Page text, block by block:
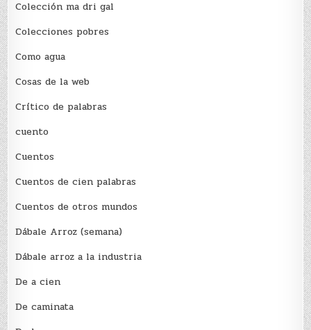
Colección ma dri gal
Colecciones pobres
Como agua
Cosas de la web
Crítico de palabras
cuento
Cuentos
Cuentos de cien palabras
Cuentos de otros mundos
Dábale Arroz (semana)
Dábale arroz a la industria
De a cien
De caminata